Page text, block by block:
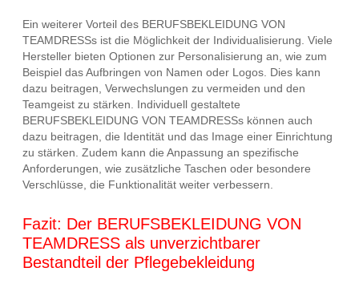
Ein weiterer Vorteil des BERUFSBEKLEIDUNG VON
TEAMDRESSs ist die Möglichkeit der Individualisierung. Viele
Hersteller bieten Optionen zur Personalisierung an, wie zum
Beispiel das Aufbringen von Namen oder Logos. Dies kann
dazu beitragen, Verwechslungen zu vermeiden und den
Teamgeist zu stärken. Individuell gestaltete
BERUFSBEKLEIDUNG VON TEAMDRESSs können auch
dazu beitragen, die Identität und das Image einer Einrichtung
zu stärken. Zudem kann die Anpassung an spezifische
Anforderungen, wie zusätzliche Taschen oder besondere
Verschlüsse, die Funktionalität weiter verbessern.
Fazit: Der BERUFSBEKLEIDUNG VON
TEAMDRESS als unverzichtbarer
Bestandteil der Pflegebekleidung